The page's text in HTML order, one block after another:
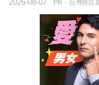
PR・台灣癌症
2026-08-07